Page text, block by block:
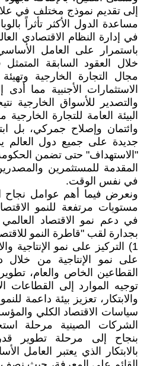
إلى تقديم نموذج مختلف في
مساعدة الدول الأكثر تأثراً
في إدارة النظام الاقتصادي
باستمرار على العامل
خلال العقود السابقة
مجال التجارة الخارجية
الاستثمارات الأجنبية مما أدى
والتصدير للأسواق الخارجية
البيئة العامة للتجارة
وائتمان وإصلاح جمركي، بل
جديدة على جميع دول العالم
"الاستهداف" حتى تضمن الحكومة
المقدمة للمستثمرين
في نفس الوقت.
ونعرض فيما أهم عوامل
مستويات مرتفعة للنمو
في دعم نمو الاقتصاد
بجدارة لقب "قاطرة النمو
1) التركيز على نمو الإنتاجية
على نمو الإنتاجية من خلال
القطاعين الخاص والعام،
توجيه الموارد إلى القطاعات
والابتكار، تعزيز بيئة داعمة
سياسات الاقتصاد الكلي
الشركات الصينية مرحلة
بنجاح إلى مرحلة تطوير
بالابتكار الذي يعتبر العامل